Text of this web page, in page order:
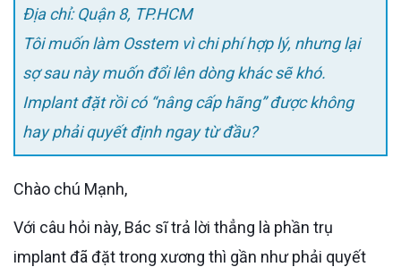
Địa chỉ: Quận 8, TP.HCM
Tôi muốn làm Osstem vì chi phí hợp lý, nhưng lại
sợ sau này muốn đổi lên dòng khác sẽ khó.
Implant đặt rồi có “nâng cấp hãng” được không
hay phải quyết định ngay từ đầu?
Chào chú Mạnh,
Với câu hỏi này, Bác sĩ trả lời thẳng là phần trụ
implant đã đặt trong xương thì gần như phải quyết